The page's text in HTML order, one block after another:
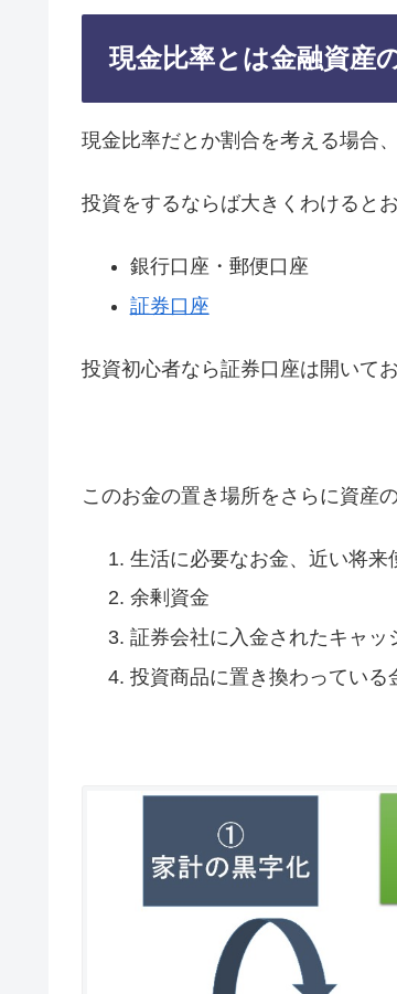
現金比率とは金融資産
現金比率だとか割合を考える場合
投資をするならば大きくわけると
銀行口座・郵便口座
証券口座
投資初心者なら証券口座は開いて
このお金の置き場所をさらに資産
生活に必要なお金、近い将来
余剰資金
証券会社に入金されたキャッ
投資商品に置き換わっている